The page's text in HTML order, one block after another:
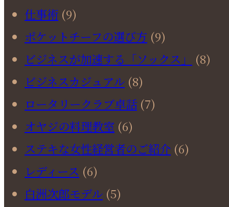
仕事術 (9)
ポケットチーフの選び方 (9)
ビジネスが加速する「ソックス」
(8)
ビジネスカジュアル (8)
ロータリークラブ卓話 (7)
オヤジの料理教室 (6)
ステキな女性経営者のご紹介 (6)
レディース (6)
白洲次郎モデル (5)